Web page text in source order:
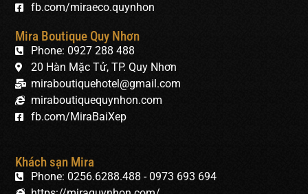
fb.com/miraeco.quynhon
Mira Boutique Quy Nhơn
Phone: 0927 288 488
20 Hàn Mặc Tử, TP. Quy Nhơn
miraboutiquehotel@gmail.com
miraboutiquequynhon.com
fb.com/MiraBaiXep
Khách sạn Mira
Phone: 0256.6288.488 - 0973 693 694